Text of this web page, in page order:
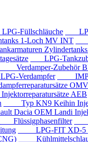
Füllschläuche
1-Loch MV INT
Zylindertanks
LPG-
Verdamper-Zubehör
Verdampfer
AEB
Typ KN9 Keihin
Dacia OEM Landi
Flüssigphasenfilter
LPG-FIT XD-5